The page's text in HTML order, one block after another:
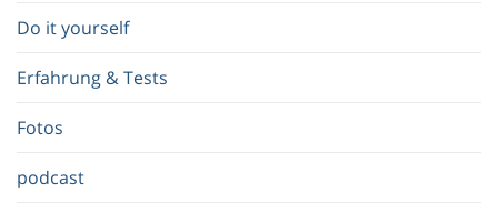
i
f
.
.
.
Do it yourself
Erfahrung & Tests
Fotos
podcast